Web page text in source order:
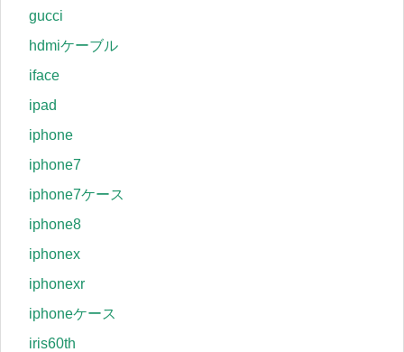
gucci
hdmiケーブル
iface
ipad
iphone
iphone7
iphone7ケース
iphone8
iphonex
iphonexr
iphoneケース
iris60th